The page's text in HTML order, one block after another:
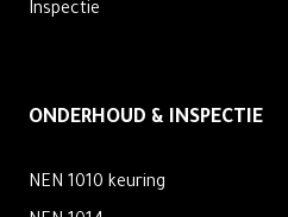
Inspectie
ONDERHOUD & INSPECTIE
NEN 1010 keuring